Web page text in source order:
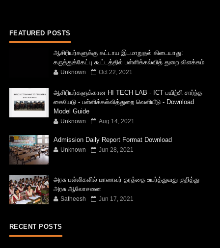
FEATURED POSTS
ஆசிரியர்களுக்கு கட்டாய இடமாறுதல் கிடையாது:
கருத்துக்கேட்பு கூட்டத்தில் பள்ளிக்கல்வித் துறை விளக்கம்
Unknown Oct 22, 2021
ஆசிரியர்களுக்கான HI TECH LAB - ICT பயிற்சி சார்ந்த
கையேடு - பள்ளிக்கல்வித்துறை வெளியீடு - Download
Model Guide
Unknown Aug 14, 2021
Admission Daily Report Format Download
Unknown Jun 28, 2021
அரசு பள்ளிகளில் மாணவர் தரத்தை உயர்த்துவது குறித்து
அரசு ஆலோசனை
Satheesh Jun 17, 2021
RECENT POSTS